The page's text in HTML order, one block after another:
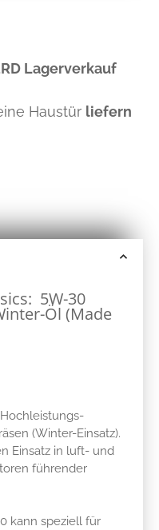
Lagerverkauf
Haustür liefern
5W-30
Öl (Made
Hochleistungs-
(Winter-Einsatz).
Einsatz in luft- und
führender
kann speziell für